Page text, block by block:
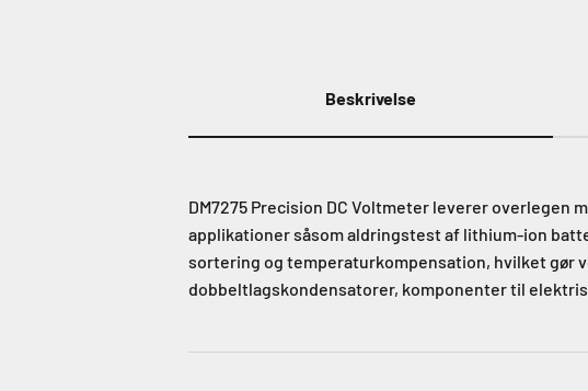
Beskrivelse
DM7275 Precision DC Voltmeter leverer
applikationer såsom aldringstest af lithium-ion
sortering og temperaturkompensation, hvilket
dobbeltlagskondensatorer, komponenter til